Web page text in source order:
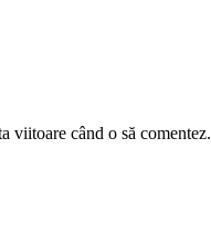
viitoare când o să comentez.